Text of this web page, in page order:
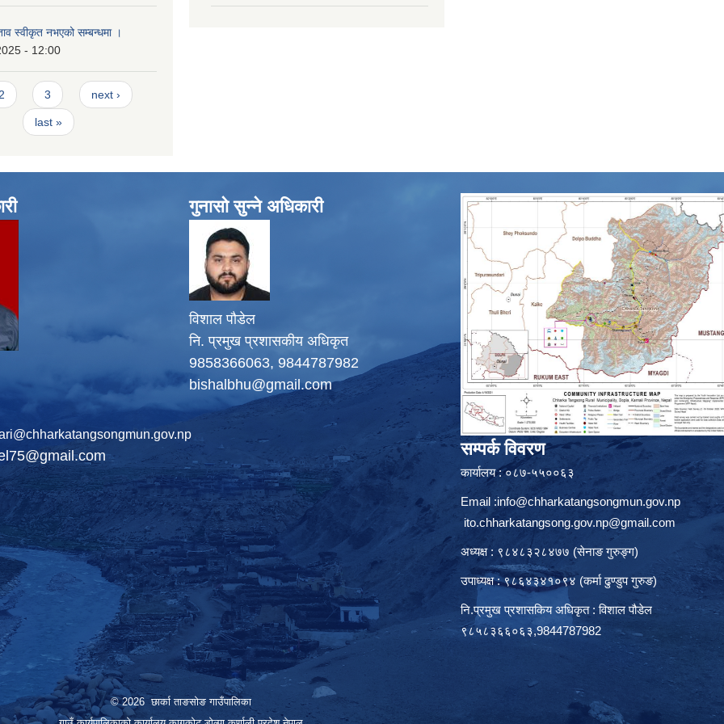
स्वीकृत नभएको सम्बन्धमा ।
- 12:00
2 3 next ›
last »
गुनासो सुन्ने अधिकारी
विशाल पौडेल
नि. प्रमुख प्रशासकीय अधिकृत
9858366063, 9844787982
bishalbhu@gmail.com
सम्पर्क विवरण
कार्यालय : ०८७-५५००६३
Email :info@chharkatangsongmun.gov.np
ito.chharkatangsong.gov.np@gmail.com
अध्यक्ष : ९८४८३२८४७७ (सेनाङ गुरुङ्ग)
उपाध्यक्ष : ९८६४३४१०९४ (कर्मा ढुण्डुप गुरुङ)
नि.प्रमुख प्रशासकिय अधिकृत : विशाल पौडेल
९८५८३६६०६३,9844787982
© 2026 छार्का ताङसोङ गाउँपालिका